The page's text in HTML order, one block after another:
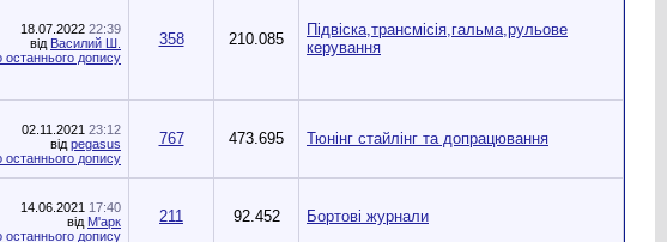
18.07.2022 22:39
від Василий Ш. 358 210.085
Підвіска,трансмісія,гальма,рульове
керування
02.11.2021 23:12
від pegasus 767 473.695 Тюнінг стайлінг та допрацювання
14.06.2021 17:40
від М'арк 211 92.452 Бортові журнали